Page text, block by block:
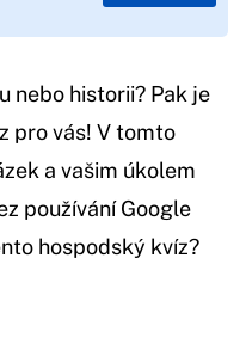
nebo historii? Pak je
pro vás! V tomto
a vašim úkolem
používání Google
hospodský kvíz?